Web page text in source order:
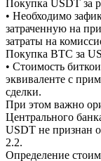
Покупка USDT за
• Необходимо
затраченную на
затраты на
Покупка BTC за
• Стоимость
эквиваленте с
сделки.
При этом важно
Центрального
USDT не признан
2.2.
Определение